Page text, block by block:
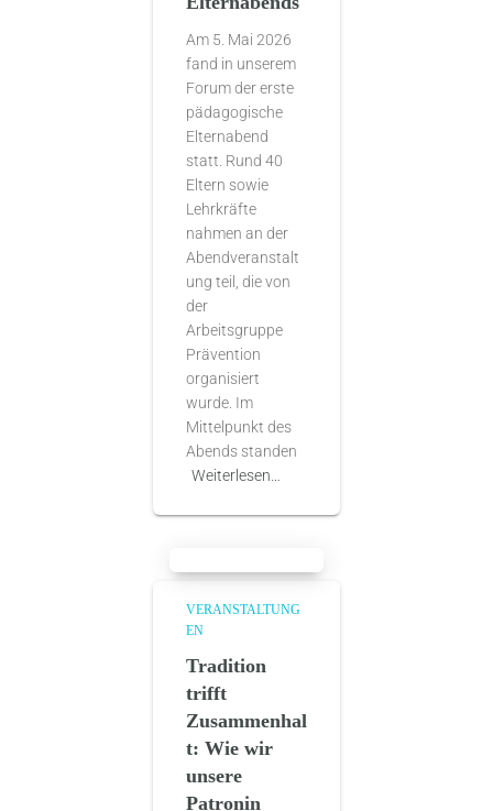
Am 5. Mai 2026
fand in unserem
Forum der erste
pädagogische
Elternabend
statt. Rund 40
Eltern sowie
Lehrkräfte
nahmen an der
Abendveranstalt
ung teil, die von
der
Arbeitsgruppe
Prävention
organisiert
wurde. Im
Mittelpunkt des
Abends standen
Weiterlesen…
VERANSTALTUNG
EN
Tradition
trifft
Zusammenhal
t: Wie wir
unsere
Patronin